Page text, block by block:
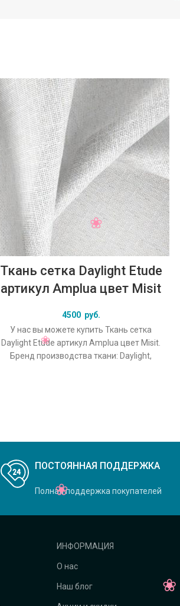
Ткань сетка Daylight Etude
артикул Amplua цвет Misit
4500 руб.
У нас вы можете купить Ткань сетка
Daylight Etude артикул Amplua цвет Misit.
Бренд производства ткани: Daylight,
ПОСТОЯННАЯ ПОДДЕРЖКА
Полная поддержка покупателей
ИНФОРМАЦИЯ
О нас
Наш блог